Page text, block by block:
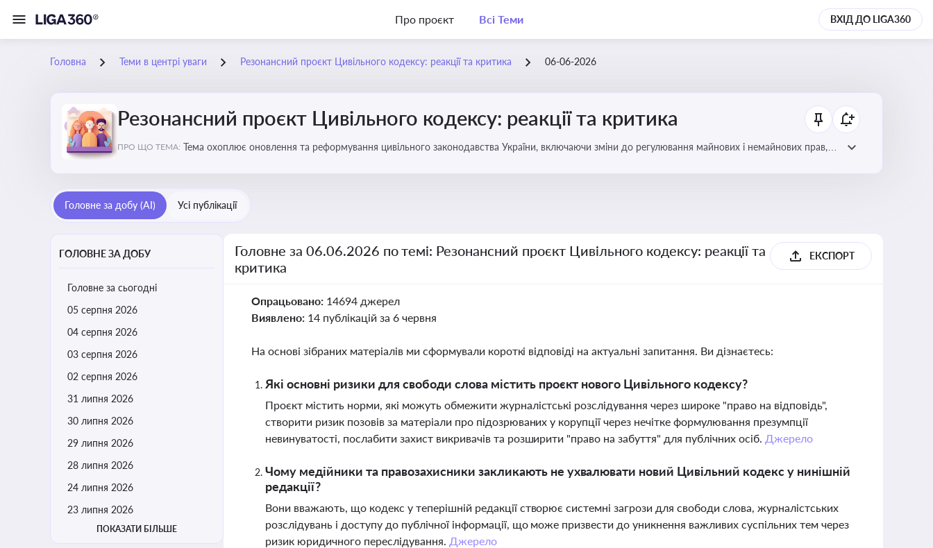
Про проєкт Всі Теми ВХІД ДО LIGA360
Головна Теми в центрі уваги Резонансний проєкт Цивільного кодексу: реакції та критика 06-06-2026
Резонансний проєкт Цивільного кодексу: реакції та критика
ПРО ЩО ТЕМА: Тема охоплює оновлення та реформування цивільного законодавства України, включаючи зміни до регулювання майнових і немайнових прав,
Головне за добу (AI) Усі публікації
ГОЛОВНЕ ЗА ДОБУ
Головне за сьогодні
05 серпня 2026
04 серпня 2026
03 серпня 2026
02 серпня 2026
31 липня 2026
30 липня 2026
29 липня 2026
28 липня 2026
24 липня 2026
23 липня 2026
ПОКАЗАТИ БІЛЬШЕ
Головне за 06.06.2026 по темі: Резонансний проєкт Цивільного кодексу: реакції та
критика
ЕКСПОРТ
Опрацьовано: 14694 джерел
Виявлено: 14 публікацій за 6 червня
На основі зібраних матеріалів ми сформували короткі відповіді на актуальні запитання. Ви дізнаєтесь:
Які основні ризики для свободи слова містить проєкт нового Цивільного кодексу?
Проєкт містить норми, які можуть обмежити журналістські розслідування через широке "право на відповідь",
створити ризик позовів за матеріали про підозрюваних у корупції через нечітке формулювання презумпції
невинуватості, послабити захист викривачів та розширити "право на забуття" для публічних осіб. Джерело
Чому медійники та правозахисники закликають не ухвалювати новий Цивільний кодекс у нинішній
редакції?
Вони вважають, що кодекс у теперішній редакції створює системні загрози для свободи слова, журналістських
розслідувань і доступу до публічної інформації, що може призвести до уникнення важливих суспільних тем через
ризик юридичного переслідування. Джерело